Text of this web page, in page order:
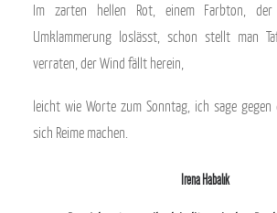
Im zarten hellen Rot, einem Farbton,
Umklammerung loslässt, schon stellt man
verraten, der Wind fällt herein,
leicht wie Worte zum Sonntag, ich sage gegen
sich Reime machen.
Irena Habalik